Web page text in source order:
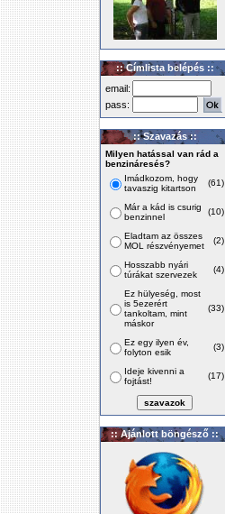
:: Címlista belépés ::
email:
pass:
:: Szavazás ::
Milyen hatással van rád a
benzináresés?
Imádkozom, hogy
tavaszig kitartson
(61)
Már a kád is csurig
benzinnel
(10)
Eladtam az összes
MOL részvényemet
(2)
Hosszabb nyári
túrákat szervezek
(4)
Ez hülyeség, most
is 5ezerért
tankoltam, mint
máskor
(33)
Ez egy ilyen év,
folyton esik
(3)
Ideje kivenni a
fojtást!
(17)
:: Ajánlott böngésző ::